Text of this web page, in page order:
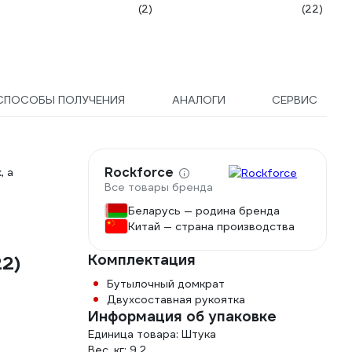
(2) (22)
ПОЛУЧЕНИЯ АНАЛОГИ СЕРВИС
а
Rockforce
Все товары бренда
Беларусь — родина бренда
Китай — страна производства
Комплектация
Бутылочный домкрат
Двухсоставная рукоятка
Информация об упаковке
Единица товара: Штука